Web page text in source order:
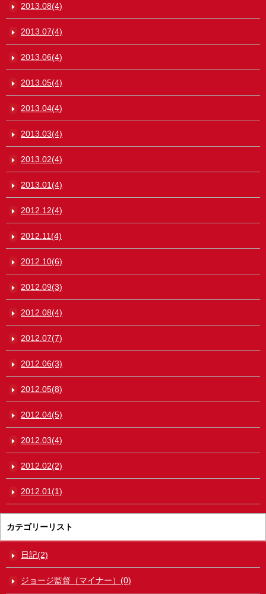
2013.08(4)
2013.07(4)
2013.06(4)
2013.05(4)
2013.04(4)
2013.03(4)
2013.02(4)
2013.01(4)
2012.12(4)
2012.11(4)
2012.10(6)
2012.09(3)
2012.08(4)
2012.07(7)
2012.06(3)
2012.05(8)
2012.04(5)
2012.03(4)
2012.02(2)
2012.01(1)
カテゴリーリスト
日記(2)
ジョージ監督（マイナー）(0)